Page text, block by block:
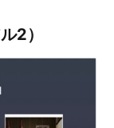
2）